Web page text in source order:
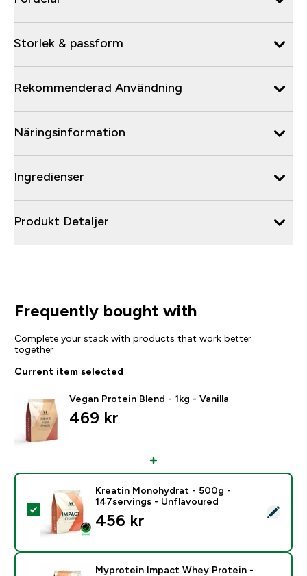
Storlek & passform
Rekommenderad Användning
Näringsinformation
Ingredienser
Produkt Detaljer
Frequently bought with
Complete your stack with products that work better
together
Current item selected
Vegan Protein Blend - 1kg - Vanilla
469 kr‎
Select this product - Kreatin Monohydrat - 500g -
Kreatin Monohydrat - 500g -
147servings - Unflavoured
456 kr‎
Myprotein Impact Whey Protein -